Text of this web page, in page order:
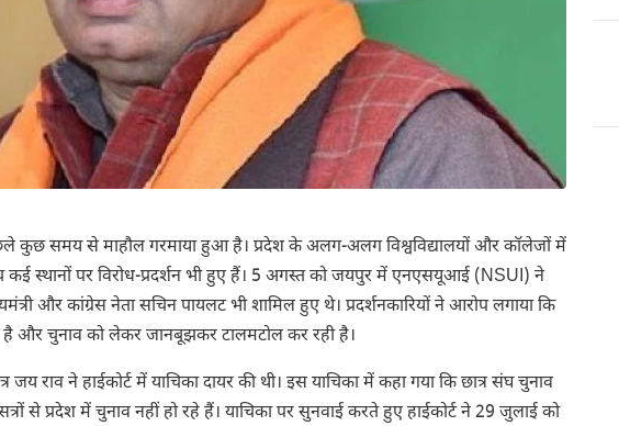
कुछ समय से माहौल गरमाया हुआ है। प्रदेश के अलग-अलग विश्वविद्यालयों और कॉलेजों में
स्थानों पर विरोध-प्रदर्शन भी हुए हैं। 5 अगस्त को जयपुर में एनएसयूआई (NSUI) ने
और कांग्रेस नेता सचिन पायलट भी शामिल हुए थे। प्रदर्शनकारियों ने आरोप लगाया कि
है और चुनाव को लेकर जानबूझकर टालमटोल कर रही है।
जय राव ने हाईकोर्ट में याचिका दायर की थी। इस याचिका में कहा गया कि छात्र संघ चुनाव
से प्रदेश में चुनाव नहीं हो रहे हैं। याचिका पर सुनवाई करते हुए हाईकोर्ट ने 29 जुलाई को